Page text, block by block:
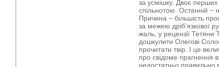
за усмішку. Двоє перших
спільнотою. Останній −
Причина − більшість
за межею дріб’язкової
жаль, у рецензії
дошкулити Олегові
прочитати твір. І це
про свідоме прагнення
недостатньо правильно